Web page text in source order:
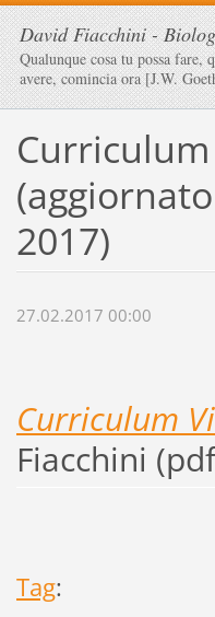
David Fiacchini -
Qualunque cosa tu possa fare,
avere, comincia ora [J.W.
2017)
27.02.2017 00:00
Curriculum
Fiacchini
Tag: